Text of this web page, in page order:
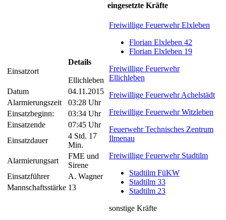
Einsatzort
Details
Ellichleben
Datum
04.11.2015
Alarmierungszeit
03:28 Uhr
Einsatzbeginn:
03:34 Uhr
Einsatzende
07:45 Uhr
Einsatzdauer
4 Std. 17
Min.
Alarmierungsart
FME und
Sirene
Einsatzführer
A. Wagner
Mannschaftsstärke 13
eingesetzte Kräfte
Freiwillige Feuerwehr Elxleben
Florian Elxleben 42
Florian Elxleben 19
Freiwillige Feuerwehr
Ellichleben
Freiwillige Feuerwehr Achelstädt
Freiwillige Feuerwehr Witzleben
Feuerwehr Technisches Zentrum
Ilmenau
Freiwillige Feuerwehr Stadtilm
Stadtilm FüKW
Stadtilm 33
Stadtilm 23
sonstige Kräfte